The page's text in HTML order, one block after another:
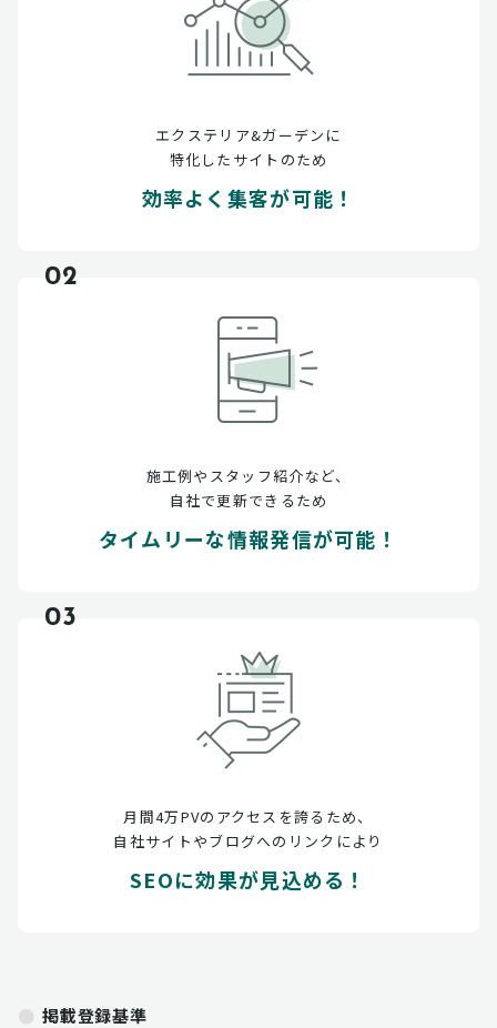
エクステリア&ガーデンに
特化したサイトのため
効率よく集客が可能！
02
施工例やスタッフ紹介など、
自社で更新できるため
タイムリーな情報発信が可能！
03
月間4万PVのアクセスを誇るため、
自社サイトやブログへのリンクにより
SEOに効果が見込める！
掲載登録基準